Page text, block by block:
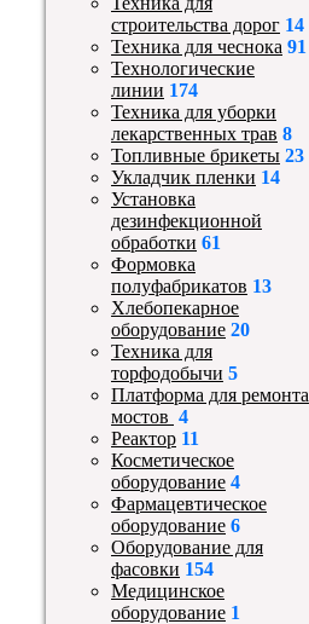
строительства дорог 14
Техника для чеснока 91
Технологические
линии 174
Техника для уборки
лекарственных трав 8
Топливные брикеты 23
Укладчик пленки 14
Установка
дезинфекционной
обработки 61
Формовка
полуфабрикатов 13
Хлебопекарное
оборудование 20
Техника для
торфодобычи 5
Платформа для ремонта
мостов 4
Реактор 11
Косметическое
оборудование 4
Фармацевтическое
оборудование 6
Оборудование для
фасовки 154
Медицинское
оборудование 1